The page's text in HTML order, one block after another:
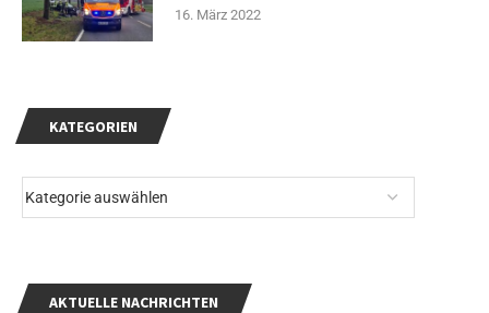
KATEGORIEN
AKTUELLE NACHRICHTEN
16. März 2022